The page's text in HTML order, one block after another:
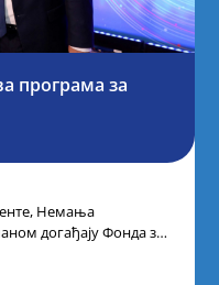
програма за
Немања
догађају Фонда за